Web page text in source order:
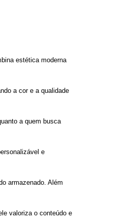
estética moderna
a cor e a qualidade
a quem busca
e
armazenado. Além
valoriza o conteúdo e